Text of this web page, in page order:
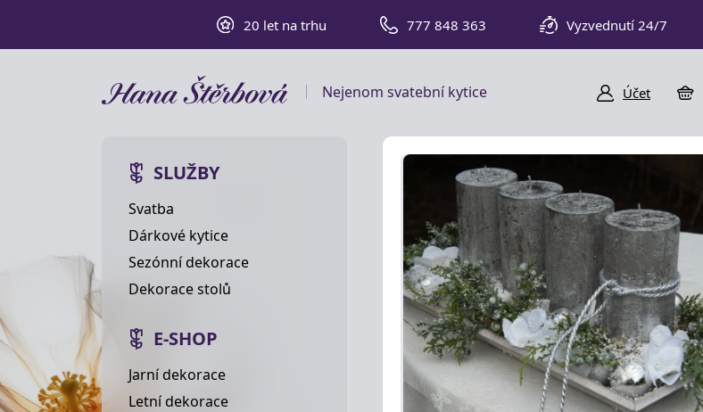
20 let na trhu 777 848 363 Vyzvednutí 24/7
Nejenom svatební kytice Účet
SLUŽBY
Svatba
Dárkové kytice
Sezónní dekorace
Dekorace stolů
E-SHOP
Jarní dekorace
Letní dekorace